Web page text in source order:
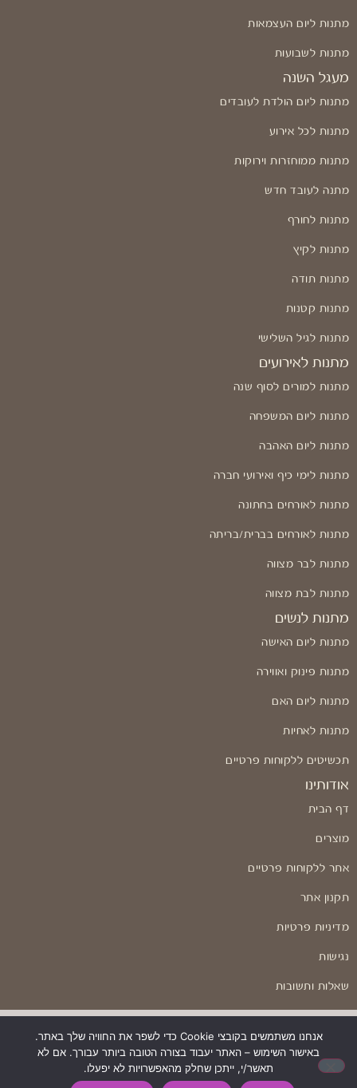
מתנות ליום העצמאות
מתנות לשבועות
מעגל השנה
מתנות ליום הולדת לעובדים
מתנות לכל אירוע
מתנות ממוחזרות וירוקות
מתנה לעובד חדש
מתנות לחורף
מתנות לקיץ
מתנות תודה
מתנות קטנות
מתנות לגיל השלישי
מתנות לאירועים
מתנות למורים לסוף שנה
מתנות ליום המשפחה
מתנות ליום האהבה
מתנות לימי כיף ואירועי חברה
מתנות לאורחים בחתונה
מתנות לאורחים בברית/בריתה
מתנות לבר מצווה
מתנות לבת מצווה
מתנות לנשים
מתנות ליום האישה
מתנות פינוק ואווירה
מתנות ליום האם
מתנות לאחיות
תכשיטים ללקוחות פרטיים
אודותינו
דף הבית
מוצרים
אתר ללקוחות פרטיים
תקנון אתר
מדיניות פרטיות
נגישות
שאלות ותשובות
בניה ועיצוב: Odesign
אנחנו משתמשים בקובצי Cookie כדי לשפר את החוויה שלך באתר.
באישור השימוש – האתר יעבוד בצורה הטובה ביותר עבורך. אם לא
תאשר/י, ייתכן שחלק מהאפשרויות לא יפעלו.